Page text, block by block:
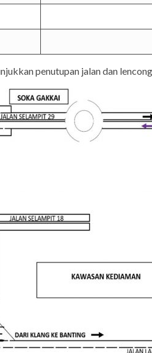
penutupan jalan dan